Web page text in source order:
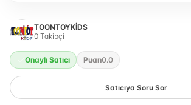
TOONTOYKİDS
0 Takipçi
Onaylı Satıcı Puan0.0
Satıcıya Soru Sor